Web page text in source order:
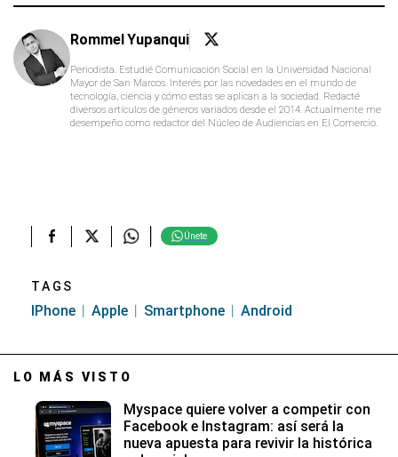
Rommel Yupanqui
Periodista. Estudié Comunicación Social en la Universidad Nacional
Mayor de San Marcos. Interés por las novedades en el mundo de
tecnología, ciencia y cómo estas se aplican a la sociedad. Redacté
diversos artículos de géneros variados desde el 2014. Actualmente me
desempeño como redactor del Núcleo de Audiencias en El Comercio.
Únete
TAGS
IPhone Apple Smartphone Android
LO MÁS VISTO
Myspace quiere volver a competir con
Facebook e Instagram: así será la
nueva apuesta para revivir la histórica